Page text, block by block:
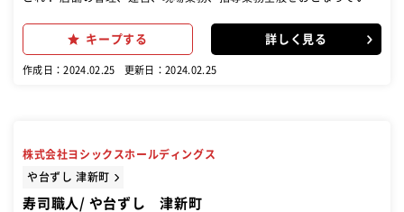
経験をお持ちの方には即戦力として活躍していただけます。 これまで
の経験を活かして、より魅力的なお店を創っていってください。
キープする 詳しく見る
作成日：2024.02.25 更新日：2024.02.25
株式会社ヨシックスホールディングス
や台ずし 津新町
寿司職人/ や台ずし 津新町